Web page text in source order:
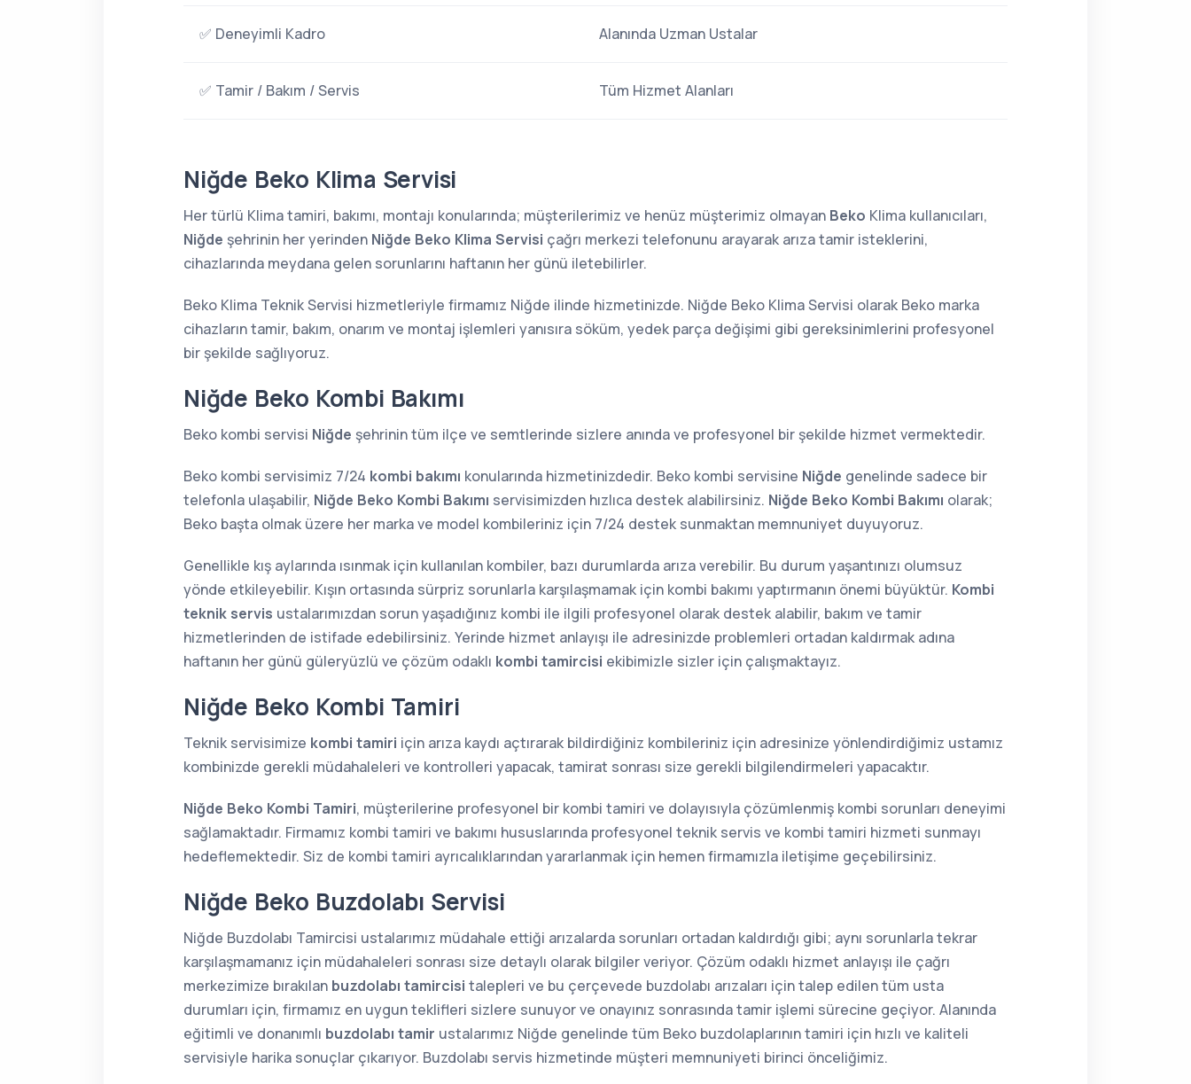
✅ Deneyimli Kadro Alanında Uzman Ustalar
✅ Tamir / Bakım / Servis Tüm Hizmet Alanları
Niğde Beko Klima Servisi
Her türlü Klima tamiri, bakımı, montajı konularında; müşterilerimiz ve henüz müşterimiz olmayan Beko Klima kullanıcıları,
Niğde şehrinin her yerinden Niğde Beko Klima Servisi çağrı merkezi telefonunu arayarak arıza tamir isteklerini,
cihazlarında meydana gelen sorunlarını haftanın her günü iletebilirler.
Beko Klima Teknik Servisi hizmetleriyle firmamız Niğde ilinde hizmetinizde. Niğde Beko Klima Servisi olarak Beko marka
cihazların tamir, bakım, onarım ve montaj işlemleri yanısıra söküm, yedek parça değişimi gibi gereksinimlerini profesyonel
bir şekilde sağlıyoruz.
Niğde Beko Kombi Bakımı
Beko kombi servisi Niğde şehrinin tüm ilçe ve semtlerinde sizlere anında ve profesyonel bir şekilde hizmet vermektedir.
Beko kombi servisimiz 7/24 kombi bakımı konularında hizmetinizdedir. Beko kombi servisine Niğde genelinde sadece bir
telefonla ulaşabilir, Niğde Beko Kombi Bakımı servisimizden hızlıca destek alabilirsiniz. Niğde Beko Kombi Bakımı olarak;
Beko başta olmak üzere her marka ve model kombileriniz için 7/24 destek sunmaktan memnuniyet duyuyoruz.
Genellikle kış aylarında ısınmak için kullanılan kombiler, bazı durumlarda arıza verebilir. Bu durum yaşantınızı olumsuz
yönde etkileyebilir. Kışın ortasında sürpriz sorunlarla karşılaşmamak için kombi bakımı yaptırmanın önemi büyüktür. Kombi
teknik servis ustalarımızdan sorun yaşadığınız kombi ile ilgili profesyonel olarak destek alabilir, bakım ve tamir
hizmetlerinden de istifade edebilirsiniz. Yerinde hizmet anlayışı ile adresinizde problemleri ortadan kaldırmak adına
haftanın her günü güleryüzlü ve çözüm odaklı kombi tamircisi ekibimizle sizler için çalışmaktayız.
Niğde Beko Kombi Tamiri
Teknik servisimize kombi tamiri için arıza kaydı açtırarak bildirdiğiniz kombileriniz için adresinize yönlendirdiğimiz ustamız
kombinizde gerekli müdahaleleri ve kontrolleri yapacak, tamirat sonrası size gerekli bilgilendirmeleri yapacaktır.
Niğde Beko Kombi Tamiri, müşterilerine profesyonel bir kombi tamiri ve dolayısıyla çözümlenmiş kombi sorunları deneyimi
sağlamaktadır. Firmamız kombi tamiri ve bakımı hususlarında profesyonel teknik servis ve kombi tamiri hizmeti sunmayı
hedeflemektedir. Siz de kombi tamiri ayrıcalıklarından yararlanmak için hemen firmamızla iletişime geçebilirsiniz.
Niğde Beko Buzdolabı Servisi
Niğde Buzdolabı Tamircisi ustalarımız müdahale ettiği arızalarda sorunları ortadan kaldırdığı gibi; aynı sorunlarla tekrar
karşılaşmamanız için müdahaleleri sonrası size detaylı olarak bilgiler veriyor. Çözüm odaklı hizmet anlayışı ile çağrı
merkezimize bırakılan buzdolabı tamircisi talepleri ve bu çerçevede buzdolabı arızaları için talep edilen tüm usta
durumları için, firmamız en uygun teklifleri sizlere sunuyor ve onayınız sonrasında tamir işlemi sürecine geçiyor. Alanında
eğitimli ve donanımlı buzdolabı tamir ustalarımız Niğde genelinde tüm Beko buzdolaplarının tamiri için hızlı ve kaliteli
servisiyle harika sonuçlar çıkarıyor. Buzdolabı servis hizmetinde müşteri memnuniyeti birinci önceliğimiz.